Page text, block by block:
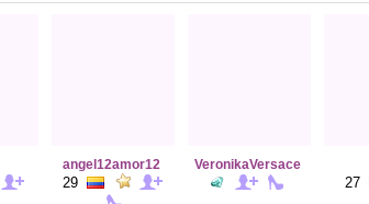
angel12amor12
29
VeronikaVersace
27